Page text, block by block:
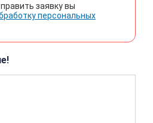
заявку вы
персональных